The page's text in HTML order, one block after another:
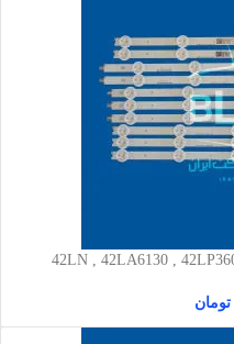
تومان